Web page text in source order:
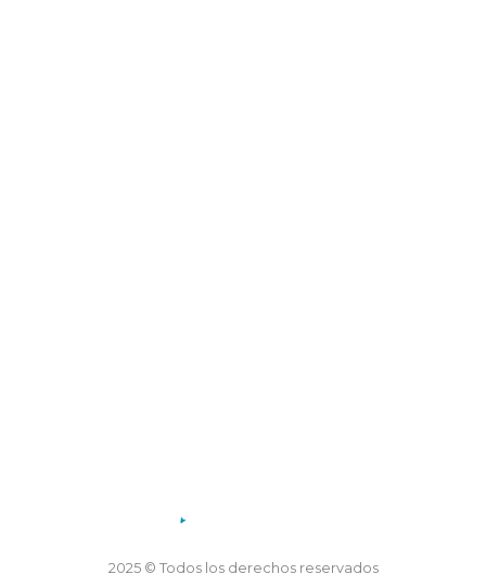
2025 © Todos los derechos reservados